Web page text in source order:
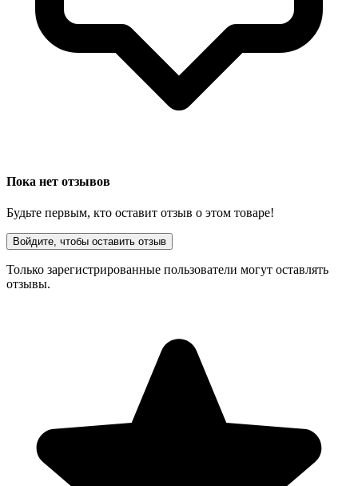
Пока нет отзывов
Будьте первым, кто оставит отзыв о этом товаре!
Войдите, чтобы оставить отзыв
Только зарегистрированные пользователи могут оставлять
отзывы.